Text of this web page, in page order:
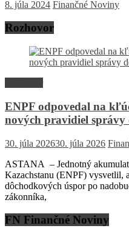
8. júla 2024 Finančné Noviny
Rozhovor
ENPF odpovedal na
nových pravidiel
30. júla 202630. júla 2026
ASTANA – Jednotný
Kazachstanu (ENPF) vysvetlil,
dôchodkových úspor po
zákonníka,
FN Finančné Noviny